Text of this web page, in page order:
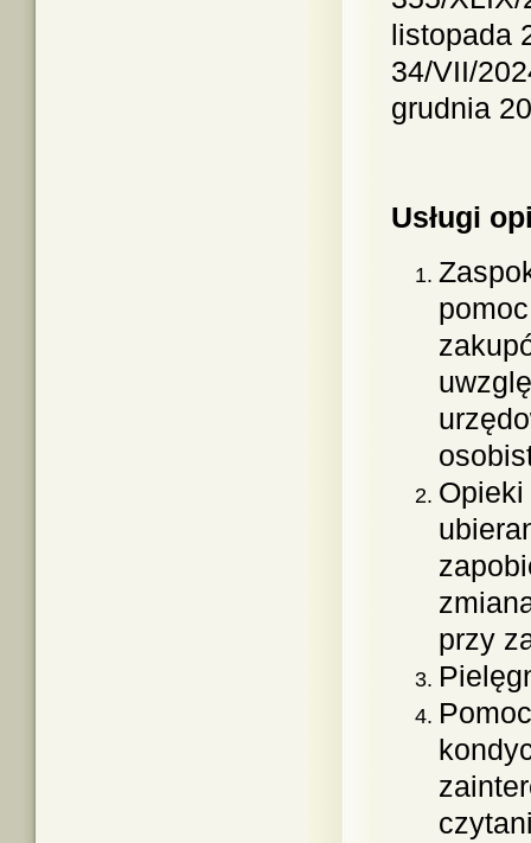
listopada
34/VII/
grudnia
Usługi
przy